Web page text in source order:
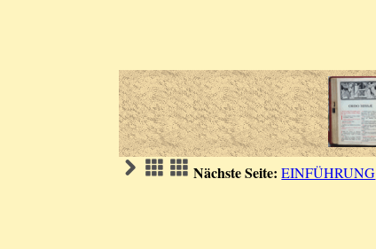
Nächste Seite: EINFÜHRUNG